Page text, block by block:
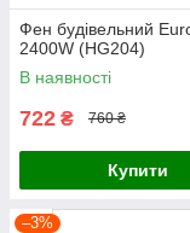
Фен будівельний
2400W (HG204)
В наявності
722 ₴ 760 ₴
Купити
–3%